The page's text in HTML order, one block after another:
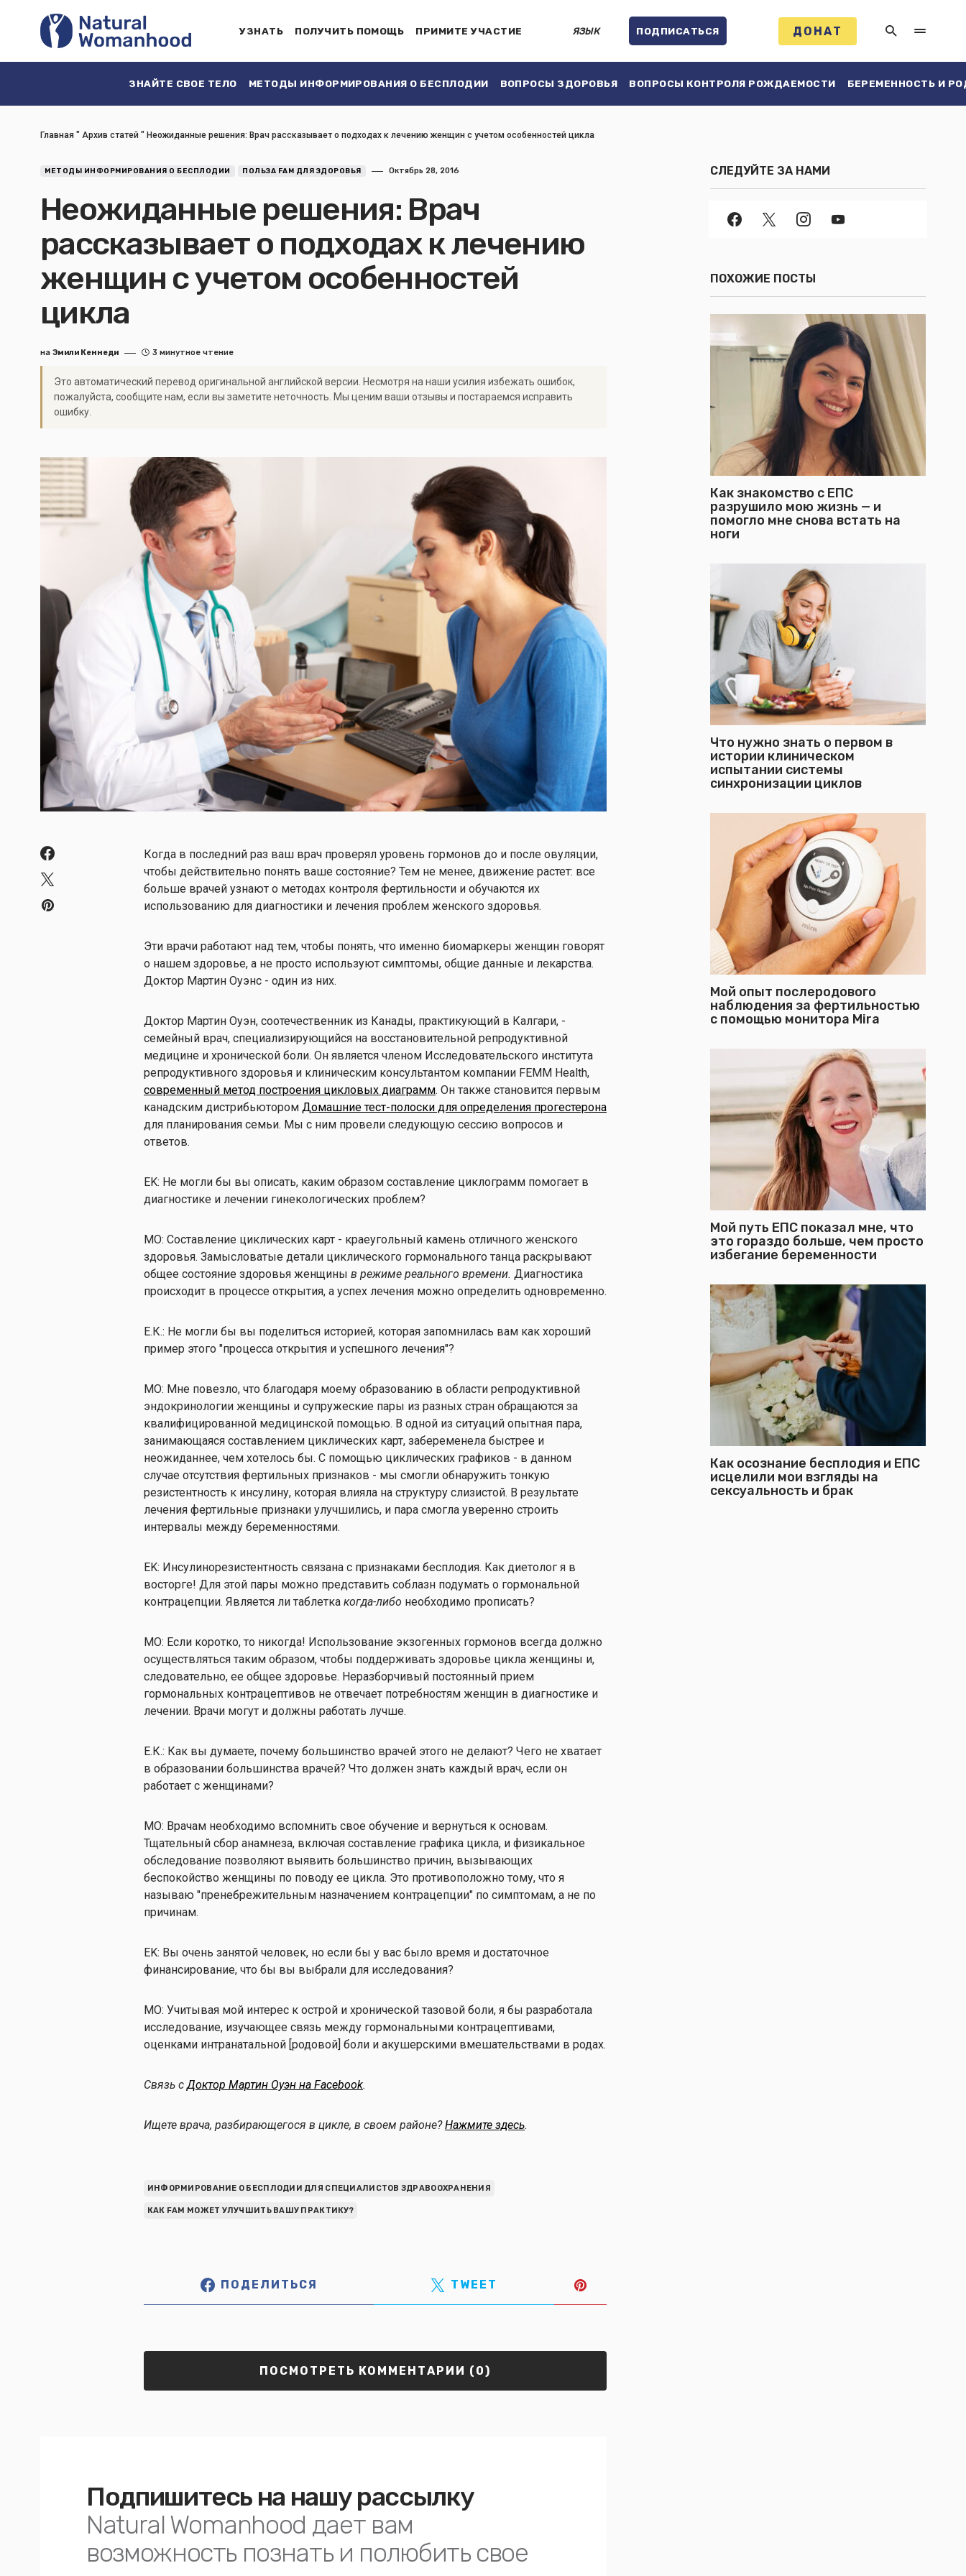
УЗНАТЬ ПОЛУЧИТЬ ПОМОЩЬ ПРИМИТЕ УЧАСТИЕ ЯЗЫК ПОДПИСАТЬСЯ ДОНАТ
ЗНАЙТЕ СВОЕ ТЕЛО МЕТОДЫ ИНФОРМИРОВАНИЯ О БЕСПЛОДИИ ВОПРОСЫ ЗДОРОВЬЯ ВОПРОСЫ КОНТРОЛЯ РОЖДАЕМОСТИ БЕРЕМЕННОСТЬ И
Главная " Архив статей " Неожиданные решения: Врач рассказывает о подходах к лечению женщин с учетом особенностей цикла
МЕТОДЫ ИНФОРМИРОВАНИЯ О БЕСПЛОДИИ ПОЛЬЗА FAM ДЛЯ ЗДОРОВЬЯ Октябрь 28, 2016
Неожиданные решения: Врач
рассказывает о подходах к лечению
женщин с учетом особенностей
цикла
на Эмили Кеннеди 3 минутное чтение
Это автоматический перевод оригинальной английской версии. Несмотря на наши усилия избежать ошибок,
пожалуйста, сообщите нам, если вы заметите неточность. Мы ценим ваши отзывы и постараемся исправить
ошибку.
Когда в последний раз ваш врач проверял уровень гормонов до и после овуляции,
чтобы действительно понять ваше состояние? Тем не менее, движение растет: все
больше врачей узнают о методах контроля фертильности и обучаются их
использованию для диагностики и лечения проблем женского здоровья.
Эти врачи работают над тем, чтобы понять, что именно биомаркеры женщин говорят
о нашем здоровье, а не просто используют симптомы, общие данные и лекарства.
Доктор Мартин Оуэнс - один из них.
Доктор Мартин Оуэн, соотечественник из Канады, практикующий в Калгари, -
семейный врач, специализирующийся на восстановительной репродуктивной
медицине и хронической боли. Он является членом Исследовательского института
репродуктивного здоровья и клиническим консультантом компании FEMM Health,
современный метод построения цикловых диаграмм. Он также становится первым
канадским дистрибьютором Домашние тест-полоски для определения прогестерона
для планирования семьи. Мы с ним провели следующую сессию вопросов и
ответов.
EK: Не могли бы вы описать, каким образом составление циклограмм помогает в
диагностике и лечении гинекологических проблем?
МО: Составление циклических карт - краеугольный камень отличного женского
здоровья. Замысловатые детали циклического гормонального танца раскрывают
общее состояние здоровья женщины в режиме реального времени. Диагностика
происходит в процессе открытия, а успех лечения можно определить одновременно.
Е.К.: Не могли бы вы поделиться историей, которая запомнилась вам как хороший
пример этого "процесса открытия и успешного лечения"?
МО: Мне повезло, что благодаря моему образованию в области репродуктивной
эндокринологии женщины и супружеские пары из разных стран обращаются за
квалифицированной медицинской помощью. В одной из ситуаций опытная пара,
занимающаяся составлением циклических карт, забеременела быстрее и
неожиданнее, чем хотелось бы. С помощью циклических графиков - в данном
случае отсутствия фертильных признаков - мы смогли обнаружить тонкую
резистентность к инсулину, которая влияла на структуру слизистой. В результате
лечения фертильные признаки улучшились, и пара смогла уверенно строить
интервалы между беременностями.
EK: Инсулинорезистентность связана с признаками бесплодия. Как диетолог я в
восторге! Для этой пары можно представить соблазн подумать о гормональной
контрацепции. Является ли таблетка когда-либо необходимо прописать?
МО: Если коротко, то никогда! Использование экзогенных гормонов всегда должно
осуществляться таким образом, чтобы поддерживать здоровье цикла женщины и,
следовательно, ее общее здоровье. Неразборчивый постоянный прием
гормональных контрацептивов не отвечает потребностям женщин в диагностике и
лечении. Врачи могут и должны работать лучше.
Е.К.: Как вы думаете, почему большинство врачей этого не делают? Чего не хватает
в образовании большинства врачей? Что должен знать каждый врач, если он
работает с женщинами?
МО: Врачам необходимо вспомнить свое обучение и вернуться к основам.
Тщательный сбор анамнеза, включая составление графика цикла, и физикальное
обследование позволяют выявить большинство причин, вызывающих
беспокойство женщины по поводу ее цикла. Это противоположно тому, что я
называю "пренебрежительным назначением контрацепции" по симптомам, а не по
причинам.
EK: Вы очень занятой человек, но если бы у вас было время и достаточное
финансирование, что бы вы выбрали для исследования?
МО: Учитывая мой интерес к острой и хронической тазовой боли, я бы разработала
исследование, изучающее связь между гормональными контрацептивами,
оценками интранатальной [родовой] боли и акушерскими вмешательствами в родах.
Связь с Доктор Мартин Оуэн на Facebook.
Ищете врача, разбирающегося в цикле, в своем районе?Нажмите здесь.
ИНФОРМИРОВАНИЕ О БЕСПЛОДИИ ДЛЯ СПЕЦИАЛИСТОВ ЗДРАВООХРАНЕНИЯ
КАК FAM МОЖЕТ УЛУЧШИТЬ ВАШУ ПРАКТИКУ?
ПОДЕЛИТЬСЯ TWEET
ПОСМОТРЕТЬ КОММЕНТАРИИ (0)
Подпишитесь на нашу рассылку
Natural Womanhood дает вам
возможность познать и полюбить свое
СЛЕДУЙТЕ ЗА НАМИ
ПОХОЖИЕ ПОСТЫ
Как знакомство с ЕПС
разрушило мою жизнь — и
помогло мне снова встать на
ноги
Что нужно знать о первом в
истории клиническом
испытании системы
синхронизации циклов
Мой опыт послеродового
наблюдения за фертильностью
с помощью монитора Mira
Мой путь ЕПС показал мне, что
это гораздо больше, чем просто
избегание беременности
Как осознание бесплодия и ЕПС
исцелили мои взгляды на
сексуальность и брак